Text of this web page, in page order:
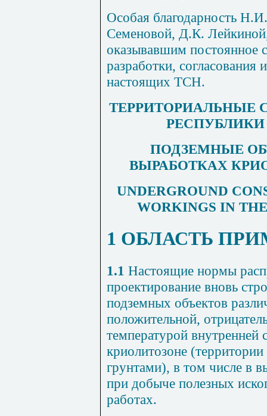
Особая благодарность
Семеновой, Д.К.
оказывавшим постоянное
разработки,
настоящих ТСН.
ТЕРРИТОРИАЛЬНЫЕ
ПОДЗЕМНЫЕ
ВЫРАБОТКАХ
UNDERGROUND
WORKINGS IN
1 ОБЛАСТЬ
1.1 Настоящие нормы
проектирование вновь
подземных объектов
положительной,
температурой
криолитозоне
грунтами), в том числе в
при добыче полезных
работах.